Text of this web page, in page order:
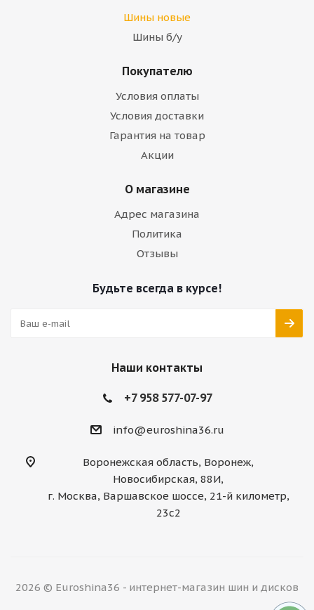
Шины новые
Шины б/у
Покупателю
Условия оплаты
Условия доставки
Гарантия на товар
Акции
О магазине
Адрес магазина
Политика
Отзывы
Будьте всегда в курсе!
Наши контакты
+7 958 577-07-97
info@euroshina36.ru
Воронежская область, Воронеж,
Новосибирская, 88И,
г. Москва, Варшавское шоссе, 21-й километр,
23с2
2026 © Euroshina36 - интернет-магазин шин и дисков